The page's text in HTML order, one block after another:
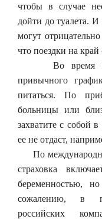
чтобы в случае
дойти до туалета.
могут
что поездки на
Во время
привычного
питаться. По
больницы или
захватите с собой
ее не отдаст,
По
страховка
беременностью,
сожалению, в
российских